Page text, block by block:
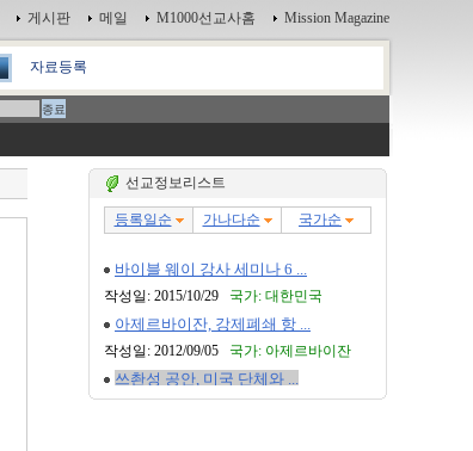
게시판 메일 M1000선교사홈 Mission Magazine
자료등록
선교정보리스트